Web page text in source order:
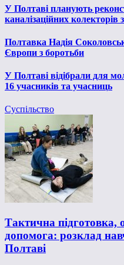
У Полтаві планують
каналізаційних колекторів
Полтавка Надія
Європи з боротьби
У Полтаві відібрали для
16 учасників та учасниць
Суспільство
Тактична підготовка,
допомога: розклад
Полтаві